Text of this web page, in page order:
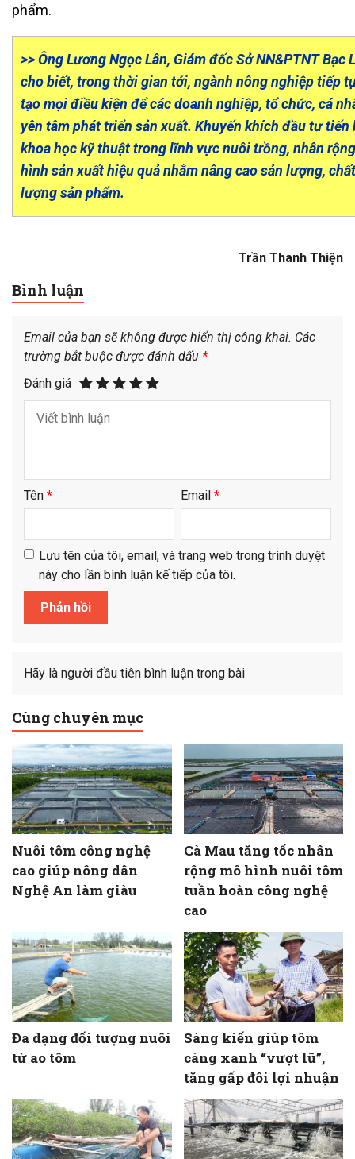
phẩm.
>> Ông Lương Ngọc Lân, Giám đốc Sở NN&PTNT Bạc
cho biết, trong thời gian tới, ngành nông nghiệp tiếp
tạo mọi điều kiện để các doanh nghiệp, tổ chức, cá
yên tâm phát triển sản xuất. Khuyến khích đầu tư tiến
khoa học kỹ thuật trong lĩnh vực nuôi trồng, nhân
hình sản xuất hiệu quả nhằm nâng cao sản lượng, chất
lượng sản phẩm.
Trần Thanh Thiện
Bình luận
Email của bạn sẽ không được hiển thị công khai. Các
trường bắt buộc được đánh dấu *
Đánh giá
Tên * Email *
Lưu tên của tôi, email, và trang web trong trình duyệt
này cho lần bình luận kế tiếp của tôi.
Hãy là người đầu tiên bình luận trong bài
Cùng chuyên mục
Nuôi tôm công nghệ
cao giúp nông dân
Nghệ An làm giàu
Cà Mau tăng tốc nhân
rộng mô hình nuôi tôm
tuần hoàn công nghệ
cao
Đa dạng đối tượng nuôi
từ ao tôm
Sáng kiến giúp tôm
càng xanh “vượt lũ”,
tăng gấp đôi lợi nhuận